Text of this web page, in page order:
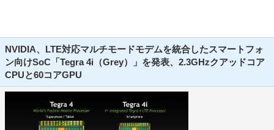
NVIDIA、LTE対応マルチモードモデムを統合したスマートフォ
ン向けSoC「Tegra 4i（Grey）」を発表、2.3GHzクアッドコア
CPUと60コアGPU